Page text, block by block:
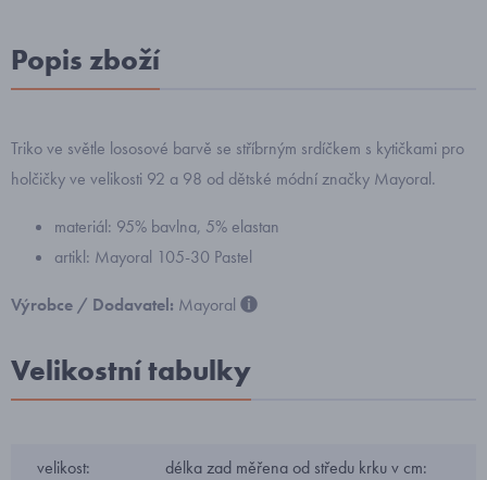
Popis zboží
Triko ve světle lososové barvě se stříbrným srdíčkem s kytičkami pro
holčičky ve velikosti 92 a 98 od dětské módní značky Mayoral.
materiál: 95% bavlna, 5% elastan
artikl: Mayoral 105-30 Pastel
Výrobce / Dodavatel: Mayoral
Velikostní tabulky
velikost: délka zad měřena od středu krku v cm: